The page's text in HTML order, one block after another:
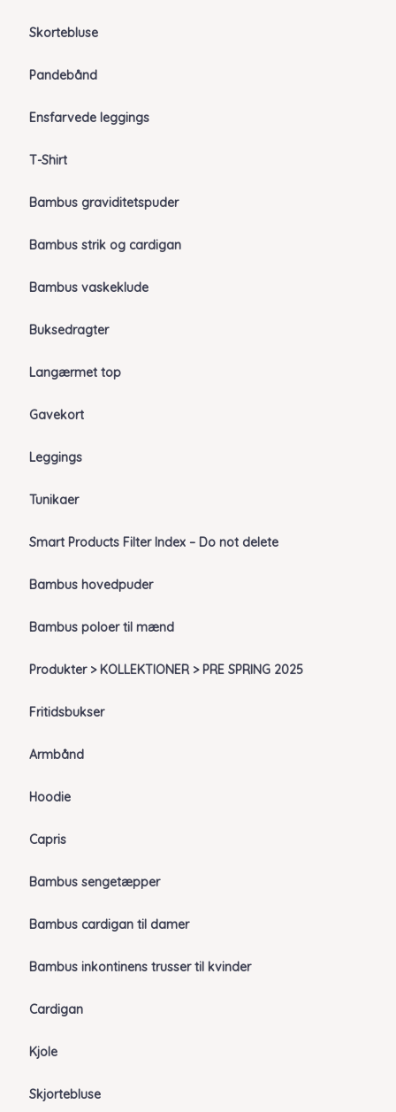
Skortebluse
Pandebånd
Ensfarvede leggings
T-Shirt
Bambus graviditetspuder
Bambus strik og cardigan
Bambus vaskeklude
Buksedragter
Langærmet top
Gavekort
Leggings
Tunikaer
Smart Products Filter Index – Do not delete
Bambus hovedpuder
Bambus poloer til mænd
Produkter > KOLLEKTIONER > PRE SPRING 2025
Fritidsbukser
Armbånd
Hoodie
Capris
Bambus sengetæpper
Bambus cardigan til damer
Bambus inkontinens trusser til kvinder
Cardigan
Kjole
Skjortebluse